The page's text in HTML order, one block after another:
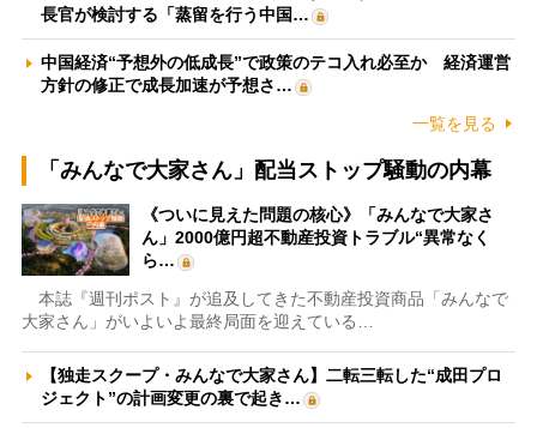
長官が検討する「蒸留を行う中国…
中国経済“予想外の低成長”で政策のテコ入れ必至か 経済運営
方針の修正で成長加速が予想さ…
一覧を見る
「みんなで大家さん」配当ストップ騒動の内幕
《ついに見えた問題の核心》「みんなで大家さ
ん」2000億円超不動産投資トラブル“異常なく
ら…
本誌『週刊ポスト』が追及してきた不動産投資商品「みんなで
大家さん」がいよいよ最終局面を迎えている…
【独走スクープ・みんなで大家さん】二転三転した“成田プロ
ジェクト”の計画変更の裏で起き…